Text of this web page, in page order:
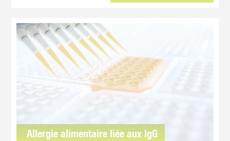
Allergie alimentaire liée aux IgG